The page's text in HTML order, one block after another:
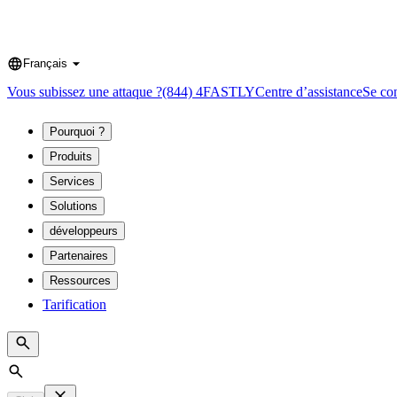
Language
Français
Vous subissez une attaque ?(844) 4FASTLYCentre d’assistanceSe
Pourquoi ?
Produits
Services
Solutions
développeurs
Partenaires
Ressources
Tarification
Search